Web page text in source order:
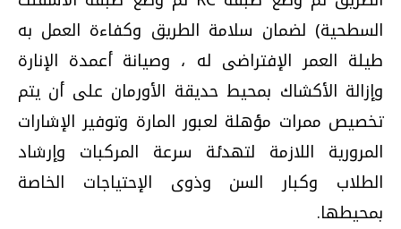
السطحية) لضمان سلامة الطريق وكفاءة العمل به
طيلة العمر الإفتراضى له ، وصيانة أعمدة الإنارة
وإزالة الأكشاك بمحيط حديقة الأورمان على أن يتم
تخصيص ممرات مؤهلة لعبور المارة وتوفير الإشارات
المرورية اللازمة لتهدئة سرعة المركبات وإرشاد
الطلاب وكبار السن وذوى الإحتياجات الخاصة
بمحيطها.